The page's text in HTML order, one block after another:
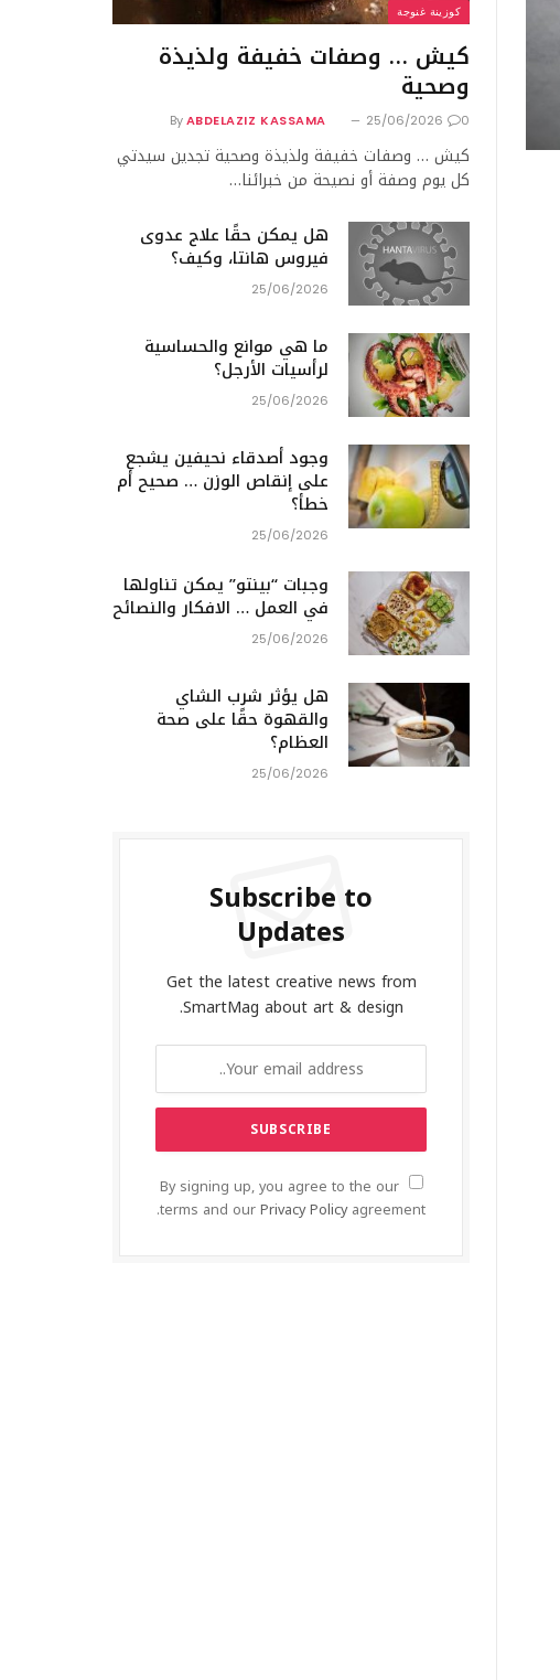
كوزينة غنوجة
كيش … وصفات خفيفة ولذيذة
وصحية
By ABDELAZIZ KASSAMA 25/06/2026 0
كيش … وصفات خفيفة ولذيذة وصحية تجدين سيدتي
كل يوم وصفة أو نصيحة من خبرائنا…
هل يمكن حقًا علاج عدوى
فيروس هانتا، وكيف؟
25/06/2026
ما هي موانع والحساسية
لرأسيات الأرجل؟
25/06/2026
وجود أصدقاء نحيفين يشجع
على إنقاص الوزن … صحيح أم
خطأ؟
25/06/2026
وجبات “بينتو” يمكن تناولها
في العمل … الافكار والنصائح
25/06/2026
هل يؤثر شرب الشاي
والقهوة حقًا على صحة
العظام؟
25/06/2026
Subscribe to
Updates
Get the latest creative news from
SmartMag about art & design.
By signing up, you agree to the our
terms and ourPrivacy Policyagreement.